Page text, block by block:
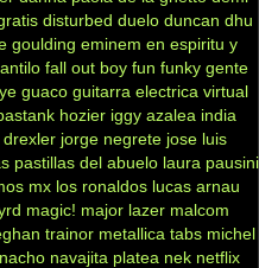
disturbed duelo duncan dhu
goulding eminem en espiritu y
fall out boy fun funky gente
guaco guitarra electrica virtual
hozier iggy azalea india
drexler jorge negrete jose luis
pastillas del abuelo laura pausini
mx los ronaldos lucas arnau
magic! major lazer malcom
trainor metallica tabs michel
nacho navajita platea nek netflix